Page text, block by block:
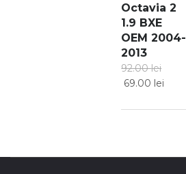
Octavia 2
1.9 BXE
OEM 2004-
2013
92.00lei
69.00 lei